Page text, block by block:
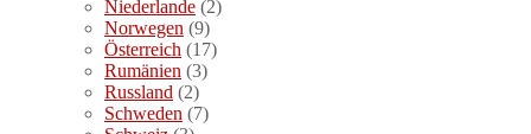
Niederlande (2)
Norwegen (9)
Österreich (17)
Rumänien (3)
Russland (2)
Schweden (7)